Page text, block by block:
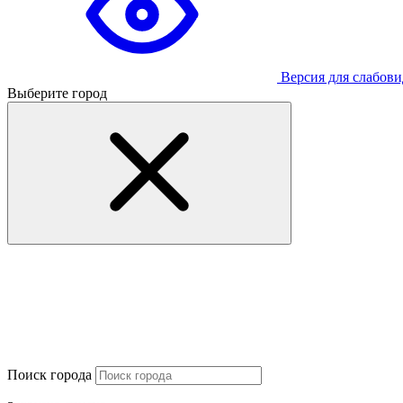
Версия для
Выберите город
Поиск города